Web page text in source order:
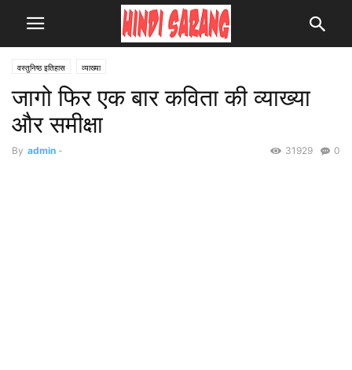
वस्तुनिष्ठ इतिहास व्याख्या
जागो फिर एक बार कविता की व्याख्या
और समीक्षा
By admin - 0
31929